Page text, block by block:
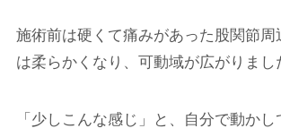
施術前は硬くて痛みがあった股関節周
は柔らかくなり、可動域が広がりまし
「少しこんな感じ」と、自分で動か